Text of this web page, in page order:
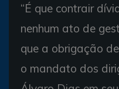
“É que contrair
nenhum ato de
que a obrigação
o mandato dos